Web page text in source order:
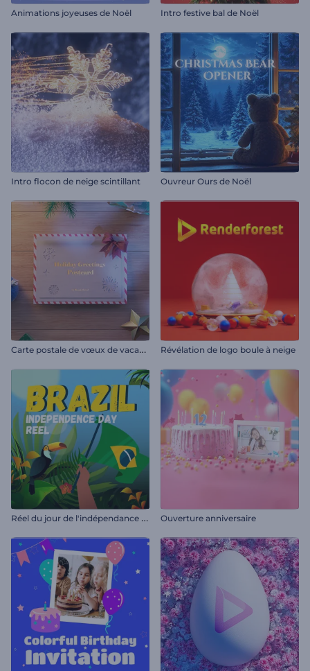
Animations joyeuses de Noël Intro festive bal de Noël
Intro flocon de neige scintillant Ouvreur Ours de Noël
C
arte postale de vœux de vacances Révélation de logo boule à neige
R
éel du jour de l'indépendance du Brésil Ouverture anniversaire